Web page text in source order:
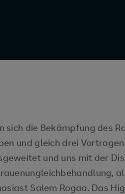
sich die Bekämpfung des
und gleich drei
und uns mit der
Salem Rogaa. Das